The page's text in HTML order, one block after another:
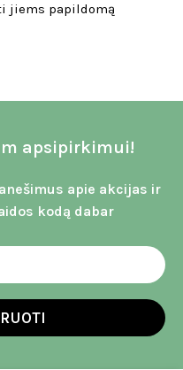
jiems papildomą
apsipirkimui!
apie akcijas ir
kodą dabar